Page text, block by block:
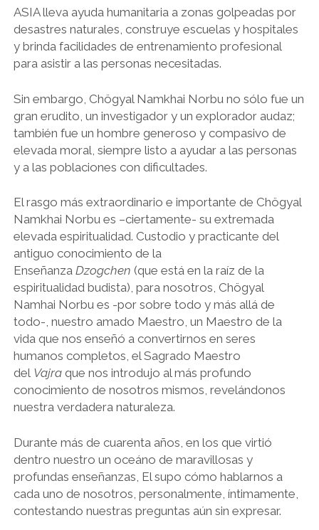
ASIA lleva ayuda humanitaria a zonas golpeadas por
desastres naturales, construye escuelas y hospitales
y brinda facilidades de entrenamiento profesional
para asistir a las personas necesitadas.
Sin embargo, Chögyal Namkhai Norbu no sólo fue un
gran erudito, un investigador y un explorador audaz;
también fue un hombre generoso y compasivo de
elevada moral, siempre listo a ayudar a las personas
y a las poblaciones con dificultades.
El rasgo más extraordinario e importante de Chögyal
Namkhai Norbu es –ciertamente- su extremada
elevada espiritualidad. Custodio y practicante del
antiguo conocimiento de la
Enseñanza Dzogchen (que está en la raíz de la
espiritualidad budista), para nosotros, Chögyal
Namhai Norbu es -por sobre todo y más allá de
todo-, nuestro amado Maestro, un Maestro de la
vida que nos enseñó a convertirnos en seres
humanos completos, el Sagrado Maestro
del Vajraque nos introdujo al más profundo
conocimiento de nosotros mismos, revelándonos
nuestra verdadera naturaleza.
Durante más de cuarenta años, en los que virtió
dentro nuestro un oceáno de maravillosas y
profundas enseñanzas, El supo cómo hablarnos a
cada uno de nosotros, personalmente, íntimamente,
contestando nuestras preguntas aún sin expresar.